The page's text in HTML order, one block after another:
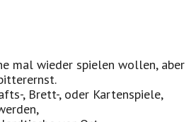
mal wieder spielen wollen, aber
, Brett-, oder Kartenspiele,